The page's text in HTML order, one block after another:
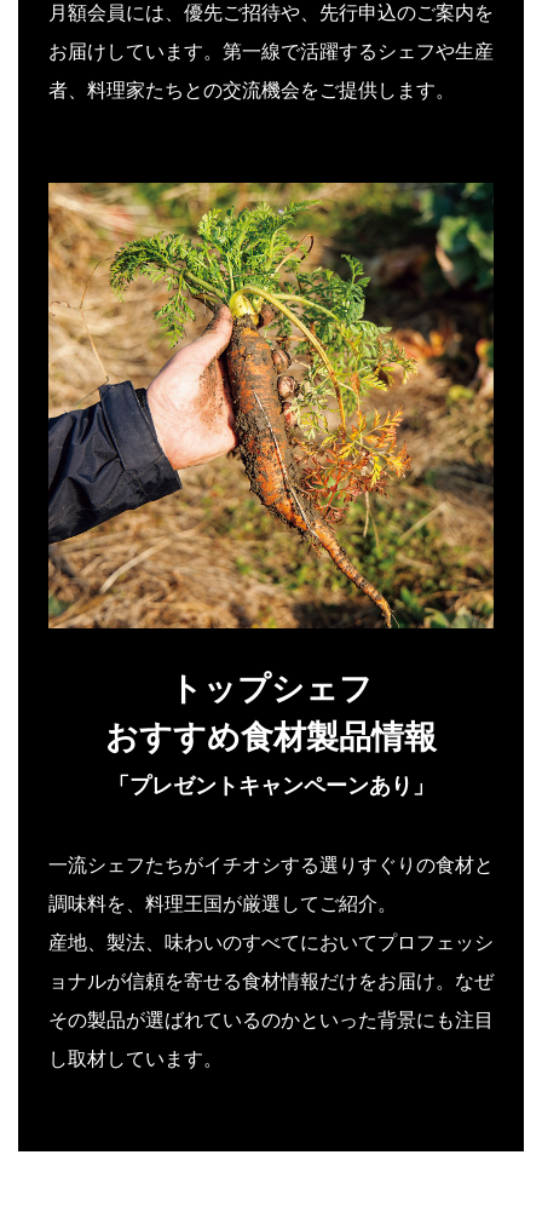
月額会員には、優先ご招待や、先行申込のご案内を
お届けしています。第一線で活躍するシェフや生産
者、料理家たちとの交流機会をご提供します。
トップシェフ
おすすめ食材製品情報
「プレゼントキャンペーンあり」
一流シェフたちがイチオシする選りすぐりの食材と
調味料を、料理王国が厳選してご紹介。
産地、製法、味わいのすべてにおいてプロフェッシ
ョナルが信頼を寄せる食材情報だけをお届け。なぜ
その製品が選ばれているのかといった背景にも注目
し取材しています。